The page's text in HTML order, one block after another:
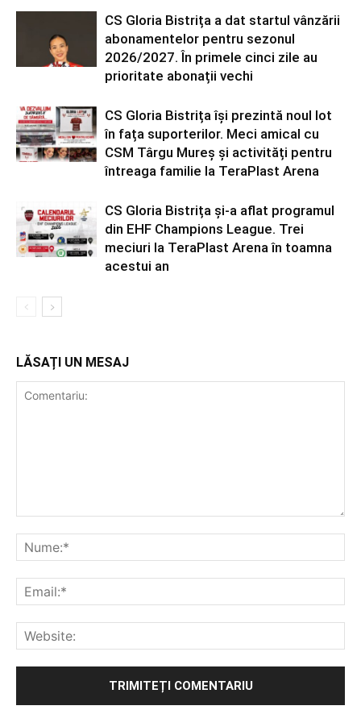
CS Gloria Bistrița a dat startul vânzării
abonamentelor pentru sezonul
2026/2027. În primele cinci zile au
prioritate abonații vechi
CS Gloria Bistrița își prezintă noul lot
în fața suporterilor. Meci amical cu
CSM Târgu Mureș și activități pentru
întreaga familie la TeraPlast Arena
CS Gloria Bistrița și-a aflat programul
din EHF Champions League. Trei
meciuri la TeraPlast Arena în toamna
acestui an
LĂSAȚI UN MESAJ